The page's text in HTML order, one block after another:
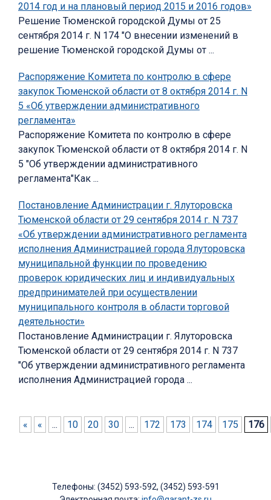
2014 год и на плановый период 2015 и 2016 годов»
Решение Тюменской городской Думы от 25
сентября 2014 г. N 174 "О внесении изменений в
решение Тюменской городской Думы от ...
Распоряжение Комитета по контролю в сфере
закупок Тюменской области от 8 октября 2014 г. N
5 «Об утверждении административного
регламента»
Распоряжение Комитета по контролю в сфере
закупок Тюменской области от 8 октября 2014 г. N
5 "Об утверждении административного
регламента"Как ...
Постановление Администрации г. Ялуторовска
Тюменской области от 29 сентября 2014 г. N 737
«Об утверждении административного регламента
исполнения Администрацией города Ялуторовска
муниципальной функции по проведению
проверок юридических лиц и индивидуальных
предпринимателей при осуществлении
муниципального контроля в области торговой
деятельности»
Постановление Администрации г. Ялуторовска
Тюменской области от 29 сентября 2014 г. N 737
"Об утверждении административного регламента
исполнения Администрацией города ...
« « ... 10 20 30 ... 172 173 174 175 176
Телефоны: (3452) 593-592, (3452) 593-591